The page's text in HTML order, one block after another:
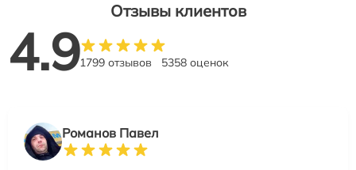
Отзывы клиентов
4.91799 отзывов 5358 оценок
Романов Павел